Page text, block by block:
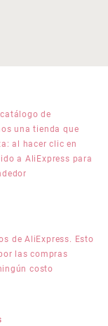
de
una tienda que
al hacer clic en
a AliExpress para
de AliExpress. Esto
las compras
costo